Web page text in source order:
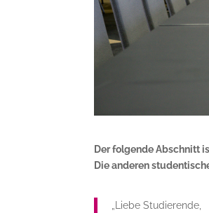
Der folgende Abschnitt
Die anderen
„Liebe Studierende,